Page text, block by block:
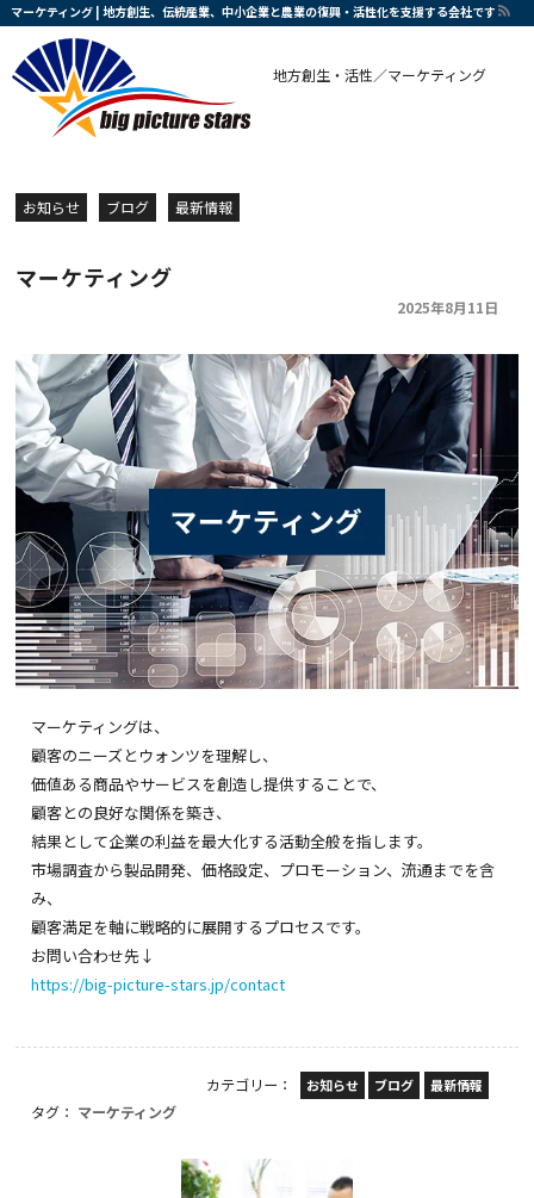
マーケティング | 地方創生、伝統産業、中小企業と農業の復興・活性化を支援する会社です
地方創生・活性／マーケティング
お知らせ ブログ 最新情報
マーケティング
2025年8月11日
マーケティングは、
顧客のニーズとウォンツを理解し、
価値ある商品やサービスを創造し提供することで、
顧客との良好な関係を築き、
結果として企業の利益を最大化する活動全般を指します。
市場調査から製品開発、価格設定、プロモーション、流通までを含
み、
顧客満足を軸に戦略的に展開するプロセスです。
お問い合わせ先↓
https://big-picture-stars.jp/contact
カテゴリー： お知らせ ブログ 最新情報
タグ： マーケティング